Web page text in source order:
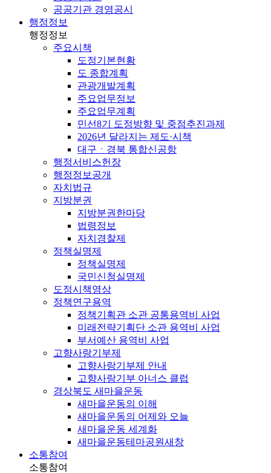
공공기관 경영공시
행정정보
행정정보
주요시책
도정기본현황
도 종합계획
관광개발계획
주요업무정보
주요업무계획
민선8기 도정방향 및 중점추진과제
2026년 달라지는 제도·시책
대구ㆍ경북 통합신공항
행정서비스헌장
행정정보공개
자치법규
지방분권
지방분권한마당
법령정보
자치경찰제
정책실명제
정책실명제
국민신청실명제
도정시책영상
정책연구용역
정책기획관 소관 공통용역비 사업
미래전략기획단 소관 용역비 사업
부서예산 용역비 사업
고향사랑기부제
고향사랑기부제 안내
고향사랑기부 아너스 클럽
경상북도 새마을운동
새마을운동의 이해
새마을운동의 어제와 오늘
새마을운동 세계화
새마을운동테마공원새창
소통참여
소통참여